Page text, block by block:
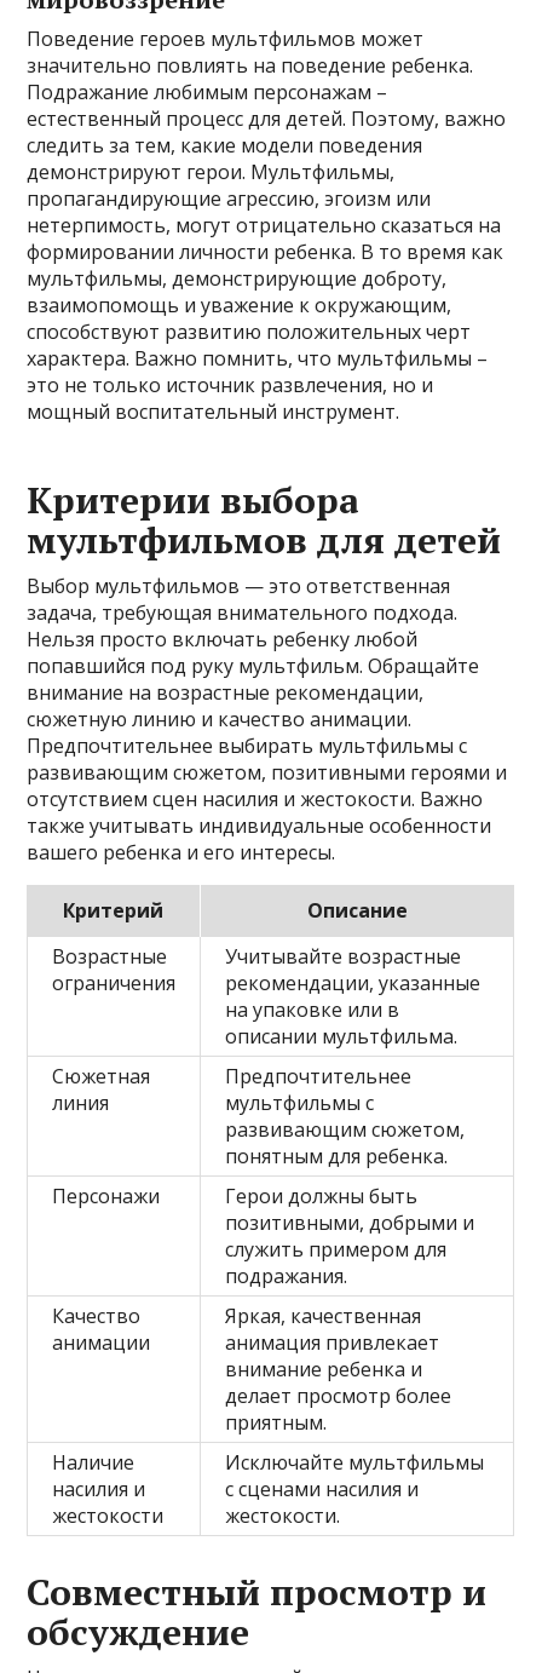
Поведение героев мультфильмов может
значительно повлиять на поведение ребенка.
Подражание любимым персонажам –
естественный процесс для детей. Поэтому, важно
следить за тем, какие модели поведения
демонстрируют герои. Мультфильмы,
пропагандирующие агрессию, эгоизм или
нетерпимость, могут отрицательно сказаться на
формировании личности ребенка. В то время как
мультфильмы, демонстрирующие доброту,
взаимопомощь и уважение к окружающим,
способствуют развитию положительных черт
характера. Важно помнить, что мультфильмы –
это не только источник развлечения, но и
мощный воспитательный инструмент.
Критерии выбора
мультфильмов для детей
Выбор мультфильмов — это ответственная
задача, требующая внимательного подхода.
Нельзя просто включать ребенку любой
попавшийся под руку мультфильм. Обращайте
внимание на возрастные рекомендации,
сюжетную линию и качество анимации.
Предпочтительнее выбирать мультфильмы с
развивающим сюжетом, позитивными героями и
отсутствием сцен насилия и жестокости. Важно
также учитывать индивидуальные особенности
вашего ребенка и его интересы.
Критерий
Описание
Возрастные
ограничения
Учитывайте возрастные
рекомендации, указанные
на упаковке или в
описании мультфильма.
Сюжетная
линия
Предпочтительнее
мультфильмы с
развивающим сюжетом,
понятным для ребенка.
Персонажи
Герои должны быть
позитивными, добрыми и
служить примером для
подражания.
Качество
анимации
Яркая, качественная
анимация привлекает
внимание ребенка и
делает просмотр более
приятным.
Наличие
насилия и
жестокости
Исключайте мультфильмы
с сценами насилия и
жестокости.
Совместный просмотр и
обсуждение